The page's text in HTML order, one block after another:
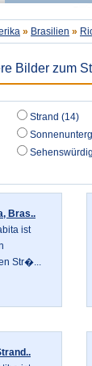
» Brasilien »
Bilder zum
Strand (14)
Bras..
ist
Str�...